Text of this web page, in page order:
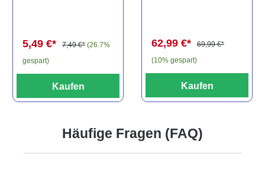
5,49 €* 7,49 €* (26.7%
gespart)
Kaufen
62,99 €*
69,99 €*
(10% gespart)
Kaufen
Häufige Fragen (FAQ)